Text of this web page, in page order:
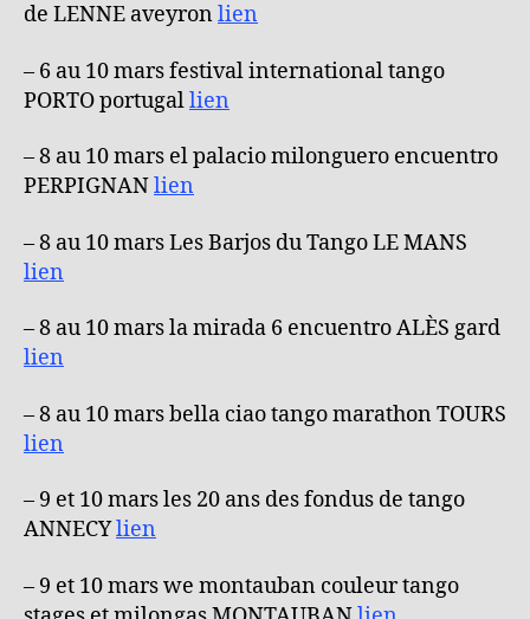
de LENNE aveyron lien
– 6 au 10 mars festival international tango
PORTO portugallien
– 8 au 10 mars el palacio milonguero encuentro
PERPIGNANlien
– 8 au 10 mars Les Barjos du Tango LE MANS
lien
– 8 au 10 mars la mirada 6 encuentro ALÈS gard
lien
– 8 au 10 mars bella ciao tango marathon TOURS
lien
– 9 et 10 mars les 20 ans des fondus de tango
ANNECYlien
– 9 et 10 mars we montauban couleur tango